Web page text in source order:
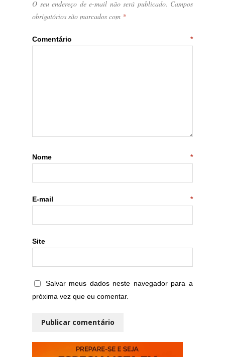
O seu endereço de e-mail não será publicado. Campos
obrigatórios são marcados com *
Comentário *
Nome *
E-mail *
Site
Salvar meus dados neste navegador para a
próxima vez que eu comentar.